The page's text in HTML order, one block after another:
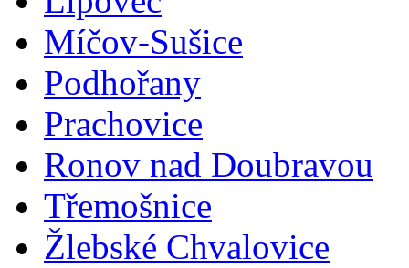
Míčov-Sušice
Podhořany
Prachovice
Ronov nad Doubravou
Třemošnice
Žlebské Chvalovice